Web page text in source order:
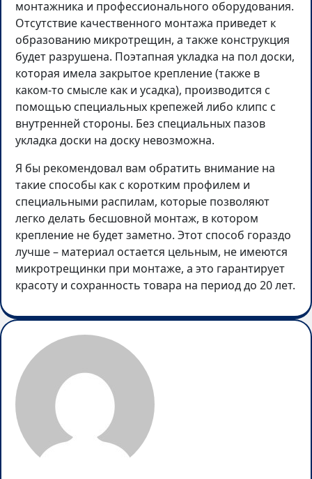
монтажника и профессионального оборудования.
Отсутствие качественного монтажа приведет к
образованию микротрещин, а также конструкция
будет разрушена. Поэтапная укладка на пол доски,
которая имела закрытое крепление (также в
каком-то смысле как и усадка), производится с
помощью специальных крепежей либо клипс с
внутренней стороны. Без специальных пазов
укладка доски на доску невозможна.
Я бы рекомендовал вам обратить внимание на
такие способы как с коротким профилем и
специальными распилам, которые позволяют
легко делать бесшовной монтаж, в котором
крепление не будет заметно. Этот способ гораздо
лучше – материал остается цельным, не имеются
микротрещинки при монтаже, а это гарантирует
красоту и сохранность товара на период до 20 лет.